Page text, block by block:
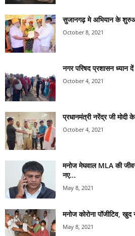
सुजानगढ़ मे अभियान के
October 8, 2021
नगर परिषद प्रशासन ध्यान दें
October 4, 2021
प्रधानमंत्री नरेंद्र जी मोदी
October 4, 2021
मनोज मेघवाल MLA की
नए...
May 8, 2021
मनोज कोरोना पॉजीटिव,
May 8, 2021